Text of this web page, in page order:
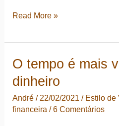
Por
Um
papo
sobre
desafios,
Read More »
O tempo é mais
dinheiro
André/ 22/02/2021/ Estilo de
financeira /6 Comentários